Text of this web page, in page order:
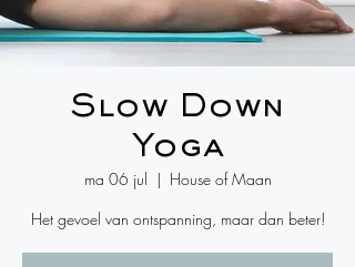
Slow Down
Yoga
ma 06 jul
  |
House of Maan
Het gevoel van ontspanning, maar dan beter!